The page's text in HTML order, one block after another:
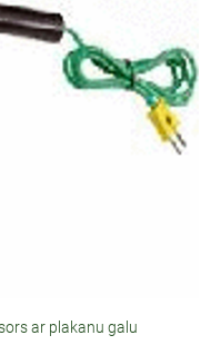
ar plakanu galu